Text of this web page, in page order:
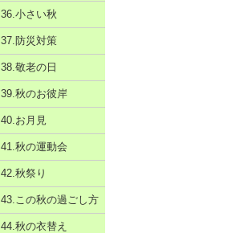
36.小さい秋
37.防災対策
38.敬老の日
39.秋のお彼岸
40.お月見
41.秋の運動会
42.秋祭り
43.この秋の過ごし方
44.秋の衣替え